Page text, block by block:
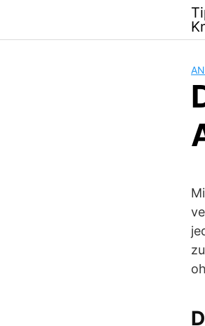
content